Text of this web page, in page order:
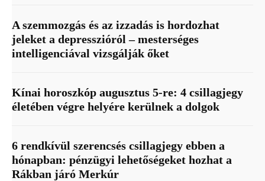
A szemmozgás és az izzadás is hordozhat
jeleket a depresszióról – mesterséges
intelligenciával vizsgálják őket
Kínai horoszkóp augusztus 5-re: 4 csillagjegy
életében végre helyére kerülnek a dolgok
6 rendkívül szerencsés csillagjegy ebben a
hónapban: pénzügyi lehetőségeket hozhat a
Rákban járó Merkúr